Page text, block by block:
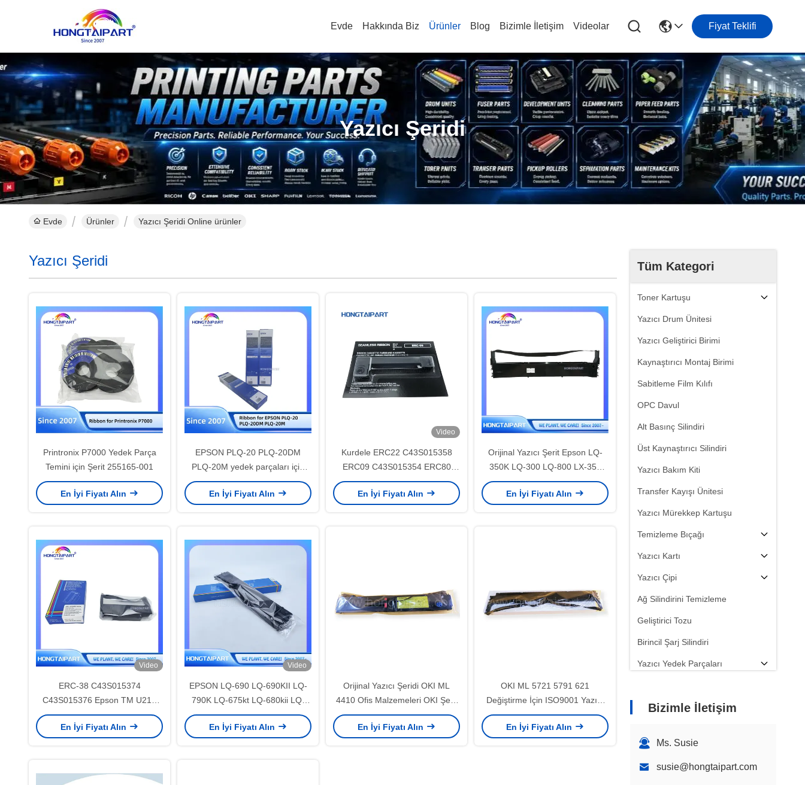
Evde Hakkında Biz Ürünler Blog Bizimle İletişim Videolar Fiyat Teklifi
Yazıcı Şeridi
Evde Ürünler Yazıcı Şeridi Online ürünler
Tüm Kategori
Toner Kartuşu
Yazıcı Drum Ünitesi
Yazıcı Geliştirici Birimi
Kaynaştırıcı Montaj Birimi
Sabitleme Film Kılıfı
OPC Davul
Alt Basınç Silindiri
Üst Kaynaştırıcı Silindiri
Yazıcı Bakım Kiti
Transfer Kayışı Ünitesi
Yazıcı Mürekkep Kartuşu
Temizleme Bıçağı
Yazıcı Kartı
Yazıcı Çipi
Ağ Silindirini Temizleme
Geliştirici Tozu
Birincil Şarj Silindiri
Yazıcı Yedek Parçaları
Bizimle İletişim
Ms. Susie
susie@hongtaipart.com
Yazıcı Şeridi
Printronix P7000 Yedek Parça
Temini için Şerit 255165-001
En İyi Fiyatı Alın
EPSON PLQ-20 PLQ-20DM
PLQ-20M yedek parçaları için
S015349 S015339 S015592
En İyi Fiyatı Alın
Video
Kurdele ERC22 C43S015358
ERC09 C43S015354 ERC80
Epson için siyah M190 M191
M192 HX20 HX40 P40 Siyah
En İyi Fiyatı Alın
Orijinal Yazıcı Şerit Epson LQ-
350K LQ-300 LQ-800 LX-350
LX-300 LX-300III
En İyi Fiyatı Alın
Video
ERC-38 C43S015374
C43S015376 Epson TM U210
U220 U300 U325 U375 300A
300B 300C 300D U200 U210A U
En İyi Fiyatı Alın
Video
EPSON LQ-690 LQ-690KII LQ-
790K LQ-675kt LQ-680kii LQ-
106kf Yazıcı için C13S015610
C13S015628
En İyi Fiyatı Alın
Orijinal Yazıcı Şeridi OKI ML
4410 Ofis Malzemeleri OKI Şerit
Kartuşu
En İyi Fiyatı Alın
OKI ML 5721 5791 621
Değiştirme İçin ISO9001 Yazıcı
Şeridi
En İyi Fiyatı Alın